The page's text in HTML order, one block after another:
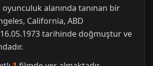
oyunculuk alanında tanınan bir
California, ABD
tarihinde doğmuştur ve